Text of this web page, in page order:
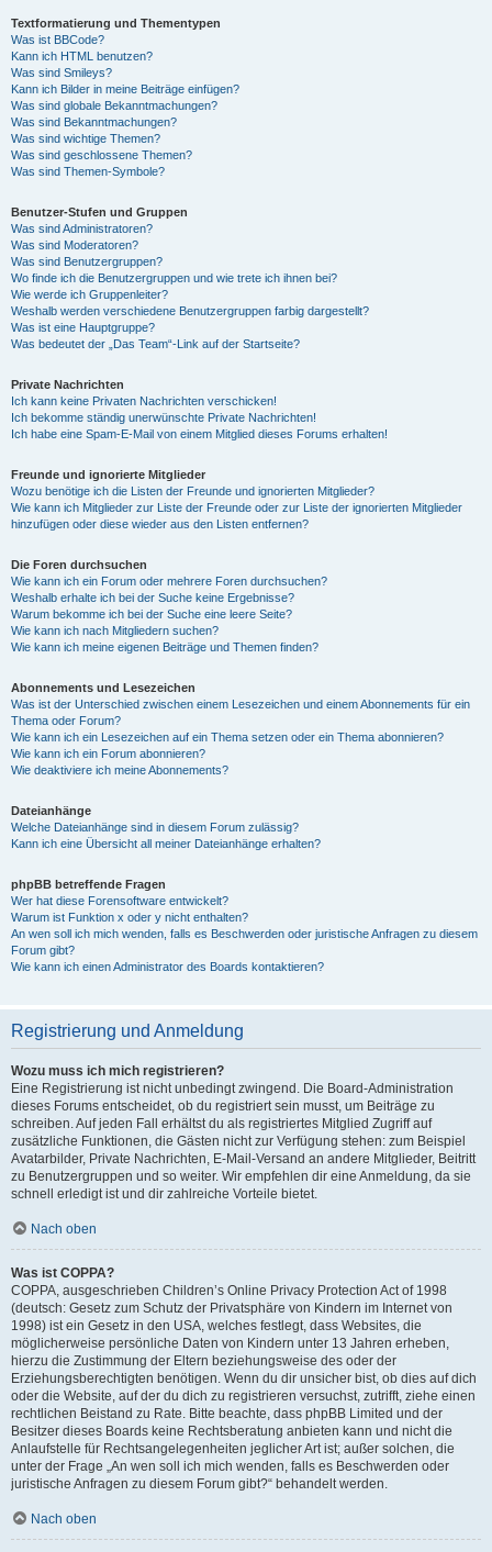
Textformatierung und Thementypen
Was ist BBCode?
Kann ich HTML benutzen?
Was sind Smileys?
Kann ich Bilder in meine Beiträge einfügen?
Was sind globale Bekanntmachungen?
Was sind Bekanntmachungen?
Was sind wichtige Themen?
Was sind geschlossene Themen?
Was sind Themen-Symbole?
Benutzer-Stufen und Gruppen
Was sind Administratoren?
Was sind Moderatoren?
Was sind Benutzergruppen?
Wo finde ich die Benutzergruppen und wie trete ich ihnen bei?
Wie werde ich Gruppenleiter?
Weshalb werden verschiedene Benutzergruppen farbig dargestellt?
Was ist eine Hauptgruppe?
Was bedeutet der „Das Team“-Link auf der Startseite?
Private Nachrichten
Ich kann keine Privaten Nachrichten verschicken!
Ich bekomme ständig unerwünschte Private Nachrichten!
Ich habe eine Spam-E-Mail von einem Mitglied dieses Forums erhalten!
Freunde und ignorierte Mitglieder
Wozu benötige ich die Listen der Freunde und ignorierten Mitglieder?
Wie kann ich Mitglieder zur Liste der Freunde oder zur Liste der ignorierten Mitglieder
hinzufügen oder diese wieder aus den Listen entfernen?
Die Foren durchsuchen
Wie kann ich ein Forum oder mehrere Foren durchsuchen?
Weshalb erhalte ich bei der Suche keine Ergebnisse?
Warum bekomme ich bei der Suche eine leere Seite?
Wie kann ich nach Mitgliedern suchen?
Wie kann ich meine eigenen Beiträge und Themen finden?
Abonnements und Lesezeichen
Was ist der Unterschied zwischen einem Lesezeichen und einem Abonnements für ein
Thema oder Forum?
Wie kann ich ein Lesezeichen auf ein Thema setzen oder ein Thema abonnieren?
Wie kann ich ein Forum abonnieren?
Wie deaktiviere ich meine Abonnements?
Dateianhänge
Welche Dateianhänge sind in diesem Forum zulässig?
Kann ich eine Übersicht all meiner Dateianhänge erhalten?
phpBB betreffende Fragen
Wer hat diese Forensoftware entwickelt?
Warum ist Funktion x oder y nicht enthalten?
An wen soll ich mich wenden, falls es Beschwerden oder juristische Anfragen zu diesem
Forum gibt?
Wie kann ich einen Administrator des Boards kontaktieren?
Registrierung und Anmeldung
Wozu muss ich mich registrieren?
Eine Registrierung ist nicht unbedingt zwingend. Die Board-Administration
dieses Forums entscheidet, ob du registriert sein musst, um Beiträge zu
schreiben. Auf jeden Fall erhältst du als registriertes Mitglied Zugriff auf
zusätzliche Funktionen, die Gästen nicht zur Verfügung stehen: zum Beispiel
Avatarbilder, Private Nachrichten, E-Mail-Versand an andere Mitglieder, Beitritt
zu Benutzergruppen und so weiter. Wir empfehlen dir eine Anmeldung, da sie
schnell erledigt ist und dir zahlreiche Vorteile bietet.
Nach oben
Was ist COPPA?
COPPA, ausgeschrieben Children’s Online Privacy Protection Act of 1998
(deutsch: Gesetz zum Schutz der Privatsphäre von Kindern im Internet von
1998) ist ein Gesetz in den USA, welches festlegt, dass Websites, die
möglicherweise persönliche Daten von Kindern unter 13 Jahren erheben,
hierzu die Zustimmung der Eltern beziehungsweise des oder der
Erziehungsberechtigten benötigen. Wenn du dir unsicher bist, ob dies auf dich
oder die Website, auf der du dich zu registrieren versuchst, zutrifft, ziehe einen
rechtlichen Beistand zu Rate. Bitte beachte, dass phpBB Limited und der
Besitzer dieses Boards keine Rechtsberatung anbieten kann und nicht die
Anlaufstelle für Rechtsangelegenheiten jeglicher Art ist; außer solchen, die
unter der Frage „An wen soll ich mich wenden, falls es Beschwerden oder
juristische Anfragen zu diesem Forum gibt?“ behandelt werden.
Nach oben